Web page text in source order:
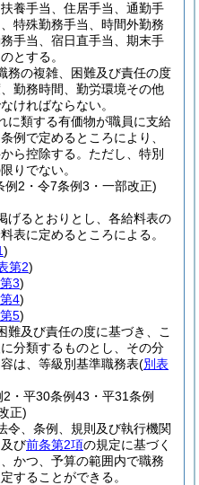
養手当、住居手当、通勤手
特殊勤務手当、時間外勤務
手当、宿日直手当、期末手
とする。
務の複雑、困難及び責任の度
勤務時間、勤労環境その他
ければならない。
に類する有価物が職員に支給
例で定めるところにより、
ら控除する。 ただし、特別
りでない。
2・令7条例3・一部改正)
げるとおりとし、各給料表の
表に定めるところによる。
)
第2)
3)
4)
5)
難及び責任の度に基づき、こ
分類するものとし、その分
は、等級別基準職務表(別表
・平30条例43・平31条例
正)
令、条例、規則及び執行機関
び前条第2項の規定に基づく
かつ、予算の範囲内で職務
することができる。